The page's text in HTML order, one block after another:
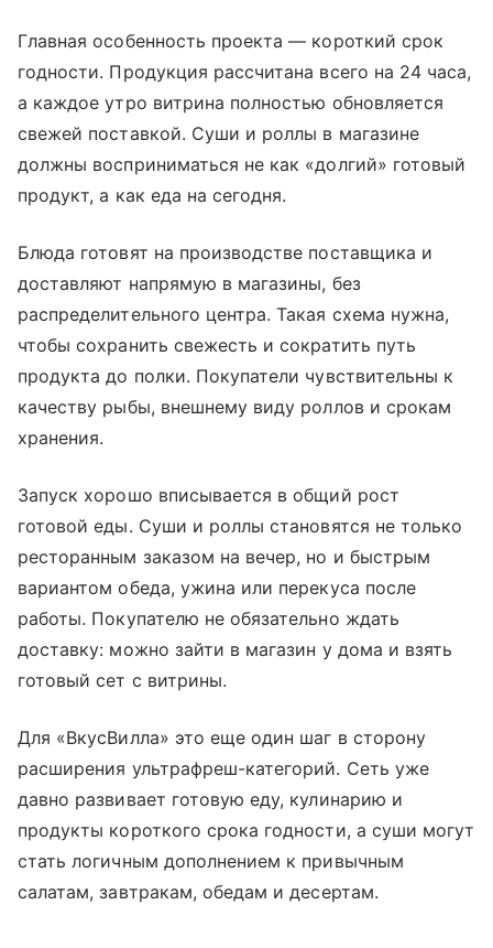
Главная особенность проекта — короткий срок
годности. Продукция рассчитана всего на 24 часа,
а каждое утро витрина полностью обновляется
свежей поставкой. Суши и роллы в магазине
должны восприниматься не как «долгий» готовый
продукт, а как еда на сегодня.
Блюда готовят на производстве поставщика и
доставляют напрямую в магазины, без
распределительного центра. Такая схема нужна,
чтобы сохранить свежесть и сократить путь
продукта до полки. Покупатели чувствительны к
качеству рыбы, внешнему виду роллов и срокам
хранения.
Запуск хорошо вписывается в общий рост
готовой еды. Суши и роллы становятся не только
ресторанным заказом на вечер, но и быстрым
вариантом обеда, ужина или перекуса после
работы. Покупателю не обязательно ждать
доставку: можно зайти в магазин у дома и взять
готовый сет с витрины.
Для «ВкусВилла» это еще один шаг в сторону
расширения ультрафреш-категорий. Сеть уже
давно развивает готовую еду, кулинарию и
продукты короткого срока годности, а суши могут
стать логичным дополнением к привычным
салатам, завтракам, обедам и десертам.